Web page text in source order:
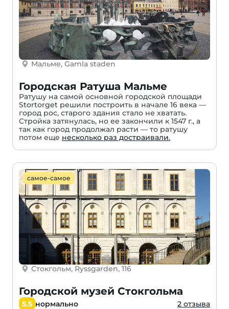
Мальме, Gamla staden
Городская Ратуша Мальме
Ратушу на самой основной городской площади
Stortorget решили построить в начале 16 века —
город рос, старого здания стало не хватать.
Стройка затянулась, но ее закончили к 1547 г., а
так как город продолжал расти — то ратушу
потом еще несколько раз достраивали.
самое-самое
Стокгольм, Ryssgarden, 116
Городской музей Стокгольма
5.5 нормально
2 отзыва